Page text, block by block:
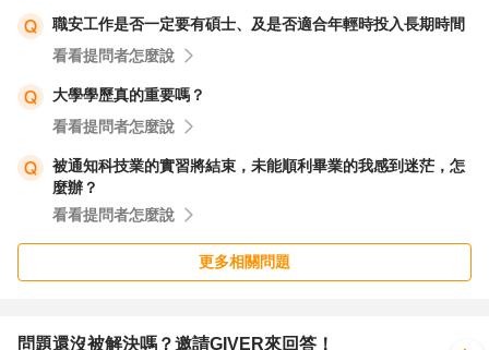
你現在卡住，是因為你試圖一次回答太大的問題，例如：
1. 我到底適合什麼？
2. 要不要轉文科？
3. 要不要念護理？
4. 要不要硬把環工讀完？
這些問題現在都太大了。
你真正該問的是這個比較小、但可行的問題：
「如果我給自己一年，我要怎麼用這一年更了解自己？」
________________________________________
我不會替你選答案，但我會幫你看清楚每條路在幹嘛：
職安工作是否一定要有碩士、及是否適合年輕時投入長期時間
看看提問者怎麼說
大學學歷真的重要嗎？
看看提問者怎麼說
被通知科技業的實習將結束，未能順利畢業的我感到迷茫，怎
麼辦？
看看提問者怎麼說
更多相關問題
問題還沒被解決嗎？邀請GIVER來回答！